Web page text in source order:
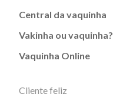
Central da vaquinha
Vakinha ou vaquinha?
Vaquinha Online
Cliente feliz